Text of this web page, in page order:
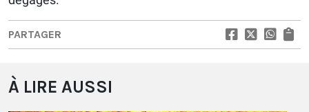
PARTAGER
À LIRE AUSSI